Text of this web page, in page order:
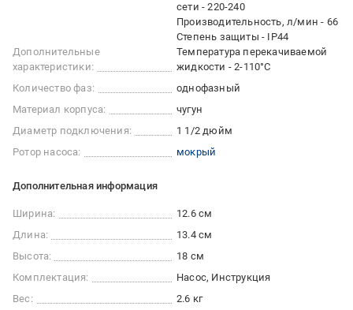
Дополнительные
характеристики:
сети - 220-240
Производительность, л/мин - 66
Степень защиты - IP44
Температура перекачиваемой
жидкости - 2-110°C
Количество фаз:
однофазный
Материал корпуса:
чугун
Диаметр подключения:
1 1/2 дюйм
Ротор насоса:
мокрый
Дополнительная информация
Ширина:
12.6 см
Длина:
13.4 см
Высота:
18 см
Комплектация:
Насос, Инструкция
Вес:
2.6 кг